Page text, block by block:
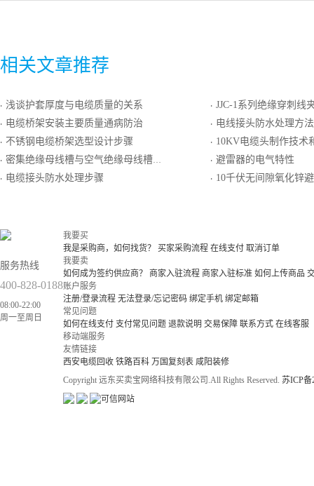
相关文章推荐
· 浅谈护套厚度与电缆质量的关系
· 电缆桥架安装主要质量通病防治
· 不锈钢电缆桥架选型设计步骤
· 密集绝缘母线槽与空气绝缘母线槽的区别及选用
· 电缆接头防水处理步骤
· JJC-1系列绝缘穿刺线
· 电线接头防水处理方法
· 10KV电缆头制作技术
· 避雷器的电气特性
· 10千伏无间隙氧化锌避雷器
服务热线
400-828-0188
08:00-22:00
周一至周日
我要买
我是采购商，如何找货？
买家采购流程 在线支付 取消订单
我要卖
如何成为签约供应商？
商家入驻流程 商家入驻标准 如何上传商品
账户服务
注册/登录流程 无法登录/忘记密码 绑定手机 绑定邮箱
常见问题
如何在线支付 支付常见问题 退款说明 交易保障 联系方式 在线客服
移动端服务
友情链接
西安电缆回收 铁路百科 万国复刻表 咸阳装修
Copyright 远东买卖宝网络科技有限公司.All Rights Reserved. 苏ICP备